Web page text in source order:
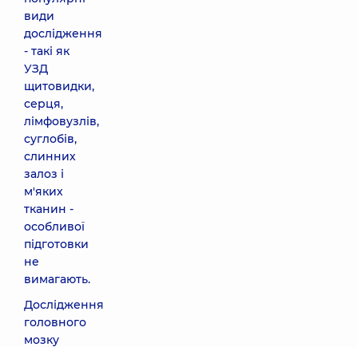
види
дослідження
- такі як
УЗД
щитовидки,
серця,
лімфовузлів,
суглобів,
слинних
залоз і
м'яких
тканин -
особливої
підготовки
не
вимагають.
Дослідження
головного
мозку